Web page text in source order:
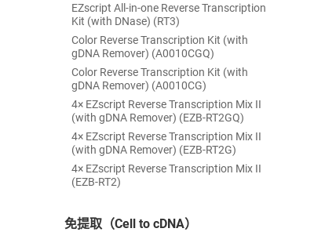
EZscript All-in-one Reverse Transcription
Kit (with DNase) (RT3)
Color Reverse Transcription Kit (with
gDNA Remover) (A0010CGQ)
Color Reverse Transcription Kit (with
gDNA Remover) (A0010CG)
4× EZscript Reverse Transcription Mix II
(with gDNA Remover) (EZB-RT2GQ)
4× EZscript Reverse Transcription Mix II
(with gDNA Remover) (EZB-RT2G)
4× EZscript Reverse Transcription Mix II
(EZB-RT2)
免提取（Cell to cDNA）